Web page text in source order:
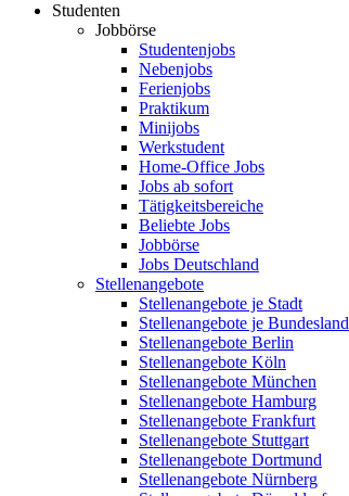
Studenten
Jobbörse
Studentenjobs
Nebenjobs
Ferienjobs
Praktikum
Minijobs
Werkstudent
Home-Office Jobs
Jobs ab sofort
Tätigkeitsbereiche
Beliebte Jobs
Jobbörse
Jobs Deutschland
Stellenangebote
Stellenangebote je Stadt
Stellenangebote je Bundesland
Stellenangebote Berlin
Stellenangebote Köln
Stellenangebote München
Stellenangebote Hamburg
Stellenangebote Frankfurt
Stellenangebote Stuttgart
Stellenangebote Dortmund
Stellenangebote Nürnberg